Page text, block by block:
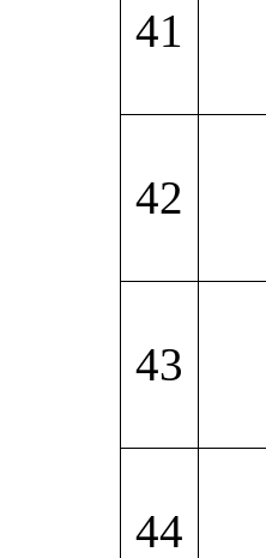
41
42
43
44